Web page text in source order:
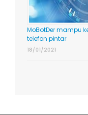
MoBotDer mampu
telefon pintar
18/01/2021